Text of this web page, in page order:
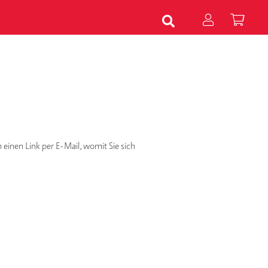
Link per E-Mail, womit Sie sich